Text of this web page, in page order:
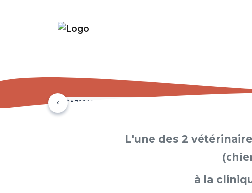
Précédent
L'une des 2
à la